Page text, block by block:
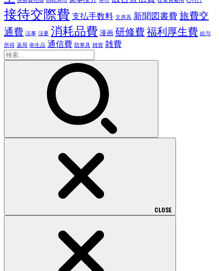
接待交際費 支払手数料 文房具 新聞図書費 旅費交
通費 法事 法要 消耗品費 漫画 研修費 福利厚生費 給与
所得 薬局 衛生品 通信費 防寒具 雑貨 雑費
検
索:
CLOSE